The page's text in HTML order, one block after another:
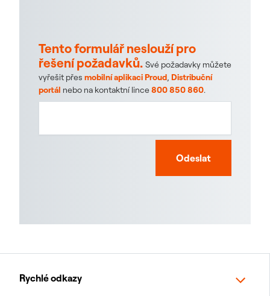
Tento formulář neslouží pro
řešení požadavků. Své požadavky můžete
vyřešit přes mobilní aplikaci Proud, Distribuční
portál nebo na kontaktní lince800 850 860.
Odeslat
Rychlé odkazy